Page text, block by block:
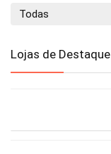
Todas
Lojas de Destaque